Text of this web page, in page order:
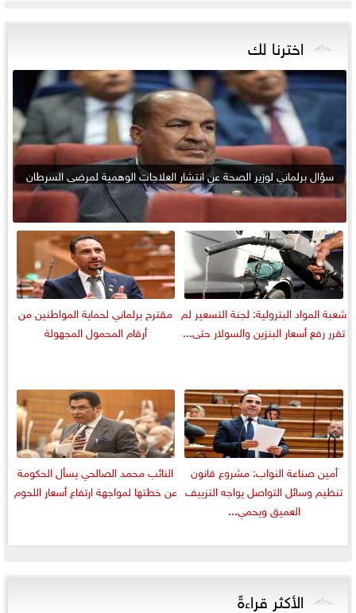
اخترنا لك
سؤال برلماني لوزير الصحة عن انتشار العلاجات الوهمية لمرضى السرطان
شعبة المواد البترولية: لجنة التسعير لم
تقرر رفع أسعار البنزين والسولار حتى...
مقترح برلماني لحماية المواطنين من
أرقام المحمول المجهولة
أمين صناعة النواب: مشروع قانون
تنظيم وسائل التواصل يواجه التزييف
العميق ويحمي...
النائب محمد الصالحي يسأل الحكومة
عن خطتها لمواجهة ارتفاع أسعار اللحوم
الأكثر قراءةً